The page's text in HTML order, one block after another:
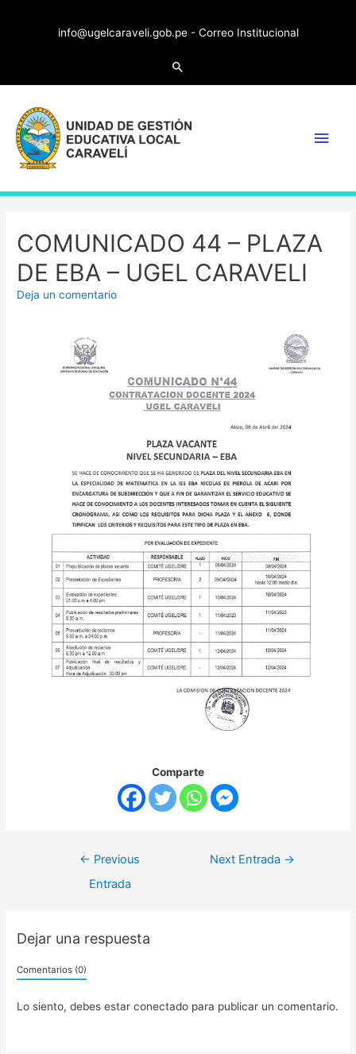
info@ugelcaraveli.gob.pe - Correo Institucional
COMUNICADO 44 – PLAZA
DE EBA – UGEL CARAVELI
Deja un comentario
Comparte
← Previous
Entrada
Next Entrada →
Dejar una respuesta
Comentarios (0)
Lo siento, debes estarconectado para publicar un comentario.